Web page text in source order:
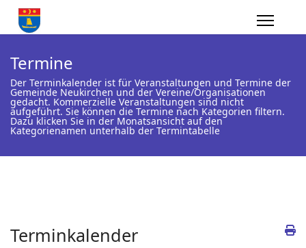
Termine
Der Terminkalender ist für Veranstaltungen und Termine der
Gemeinde Neukirchen und der Vereine/Organisationen
gedacht. Kommerzielle Veranstaltungen sind nicht
aufgeführt. Sie können die Termine nach Kategorien filtern.
Dazu klicken Sie in der Monatsansicht auf den
Kategorienamen unterhalb der Termintabelle
Terminkalender